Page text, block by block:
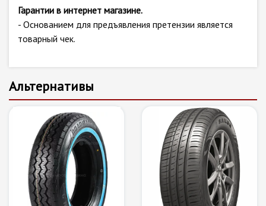
Гарантии в интернет магазине.
- Основанием для предъявления претензии является
товарный чек.
Альтернативы